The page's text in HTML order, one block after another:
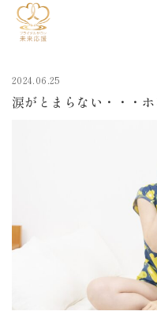
2024.06.25
涙がとまらない・・・